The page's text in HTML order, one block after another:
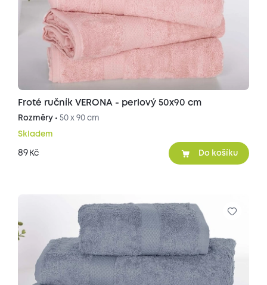
Froté ručník VERONA - perlový 50x90 cm
Rozměry • 50 x 90 cm
Skladem
89 Kč Do košíku